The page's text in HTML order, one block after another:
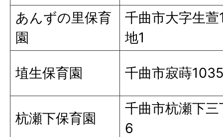
あんずの里保育
園
千曲市大字生萱
地1
埴生保育園 千曲市寂蒔
杭瀬下保育園
千曲市杭瀬下
6